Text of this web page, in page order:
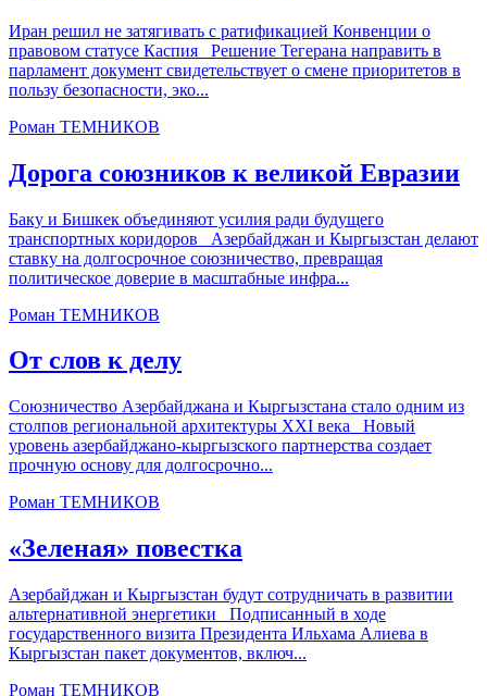
Иран решил не затягивать с ратификацией Конвенции о
правовом статусе Каспия Решение Тегерана направить в
парламент документ свидетельствует о смене приоритетов в
пользу безопасности, эко...
Роман ТЕМНИКОВ
Дорога союзников к великой Евразии
Баку и Бишкек объединяют усилия ради будущего
транспортных коридоров Азербайджан и Кыргызстан делают
ставку на долгосрочное союзничество, превращая
политическое доверие в масштабные инфра...
Роман ТЕМНИКОВ
От слов к делу
Союзничество Азербайджана и Кыргызстана стало одним из
столпов региональной архитектуры XXI века Новый
уровень азербайджано-кыргызского партнерства создает
прочную основу для долгосрочно...
Роман ТЕМНИКОВ
«Зеленая» повестка
Азербайджан и Кыргызстан будут сотрудничать в развитии
альтернативной энергетики Подписанный в ходе
государственного визита Президента Ильхама Алиева в
Кыргызстан пакет документов, включ...
Роман ТЕМНИКОВ